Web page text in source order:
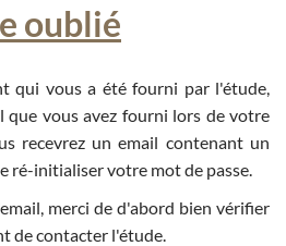
oublié
qui vous a été fourni par l'étude,
que vous avez fourni lors de votre
recevrez un email contenant un
ré-initialiser votre mot de passe.
merci de d'abord bien vérifier
de contacter l'étude.